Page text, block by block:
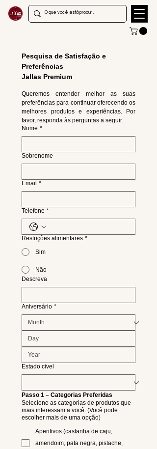
Pesquisa de Satisfação e
Preferências
Jallas Premium
Queremos entender melhor as suas
preferências para continuar oferecendo os
melhores produtos e experiências. Por
favor, responda às perguntas a seguir.
Nome *
Sobrenome
Email *
Telefone *
Restrições alimentares *
Sim
Não
Descreva
Aniversário *
Estado civel
Passo 1 – Categorias Preferidas
Selecione as categorias de produtos que
mais interessam a você. (Você pode
escolher mais de uma opção)
Aperitivos (castanha de caju,
amendoim, pata negra, pistache,